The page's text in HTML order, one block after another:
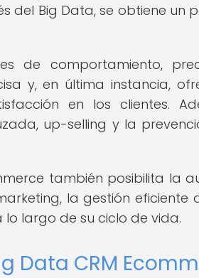
del Big Data, se obtiene un
de comportamiento,
y, en última instancia,
en los clientes.
up-selling y la
también posibilita la
la gestión eficiente
largo de su ciclo de vida.
Data CRM